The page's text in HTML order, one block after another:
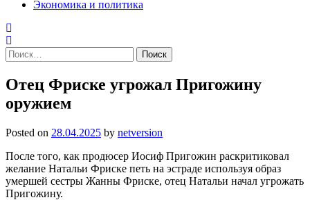
Экономика и политика
Найти:
Отец Фриске угрожал Пригожину
оружием
Posted on 28.04.2025 by netversion
После того, как продюсер Иосиф Пригожин раскритиковал
желание Натальи Фриске петь на эстраде используя образ
умершей сестры Жанны Фриске, отец Натальи начал угрожать
Пригожину.